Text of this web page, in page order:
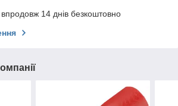
14 днів безкоштовно